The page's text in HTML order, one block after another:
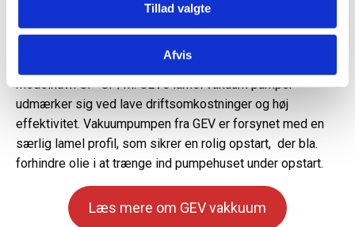
Tillad valgte
Afvis
GEV Lamel vakuumpumpe
modelnavn GP-GP/M. GEVs lamel vakuum pumper
udmærker sig ved lave driftsomkostninger og høj
effektivitet. Vakuumpumpen fra GEV er forsynet med en
særlig lamel profil, som sikrer en rolig opstart, der bla.
forhindre olie i at trænge ind pumpehuset under opstart.
Læs mere om GEV vakkuum